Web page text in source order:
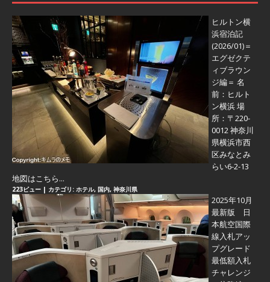
ヒルトン横
浜宿泊記
(2026/01)＝
エグゼクテ
ィブラウン
ジ編＝ 名
前：ヒルト
ン横浜 場
所：〒220-
0012 神奈川
県横浜市西
区みなとみ
らい6-2-13
地図はこちら...
223ビュー | カテゴリ: ホテル, 国内, 神奈川県
2025年10月
最新版 日
本航空国際
線入札アッ
プグレード
最低額入札
チャレンジ